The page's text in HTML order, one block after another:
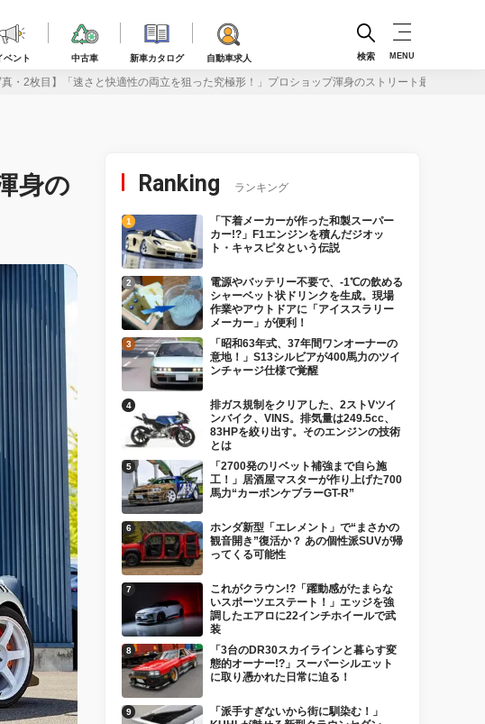
ベント 中古車 新車カタログ 自動車求人 検索 MENU
真・2枚目】「速さと快適性の両立を狙った究極形！」プロショップ渾身のストリート最強GR86に
身の
Ranking ランキング
「下着メーカーが作った和製スーパー
カー!?」F1エンジンを積んだジオッ
ト・キャスピタという伝説
電源やバッテリー不要で、-1℃の飲める
シャーベット状ドリンクを生成。現場
作業やアウトドアに「アイススラリー
メーカー」が便利！
「昭和63年式、37年間ワンオーナーの
意地！」S13シルビアが400馬力のツイ
ンチャージ仕様で覚醒
排ガス規制をクリアした、2ストVツイ
ンバイク、VINS。排気量は249.5cc、
83HPを絞り出す。そのエンジンの技術
とは
「2700発のリベット補強まで自ら施
工！」居酒屋マスターが作り上げた700
馬力“カーボンケブラーGT-R”
ホンダ新型「エレメント」で“まさかの
観音開き”復活か？ あの個性派SUVが帰
ってくる可能性
これがクラウン!?「躍動感がたまらな
いスポーツエステート！」エッジを強
調したエアロに22インチホイールで武
装
「3台のDR30スカイラインと暮らす変
態的オーナー!?」スーパーシルエット
に取り憑かれた日常に迫る！
「派手すぎないから街に馴染む！」